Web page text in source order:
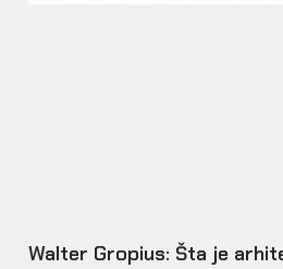
Walter Gropius: Šta je